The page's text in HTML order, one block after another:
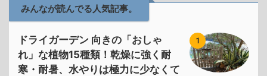
みんなが読んでる人気記事。
1
ドライガーデン 向きの「おしゃ
れ」な植物15種類！乾燥に強く耐
寒・耐暑、水やりは極力に少なくて